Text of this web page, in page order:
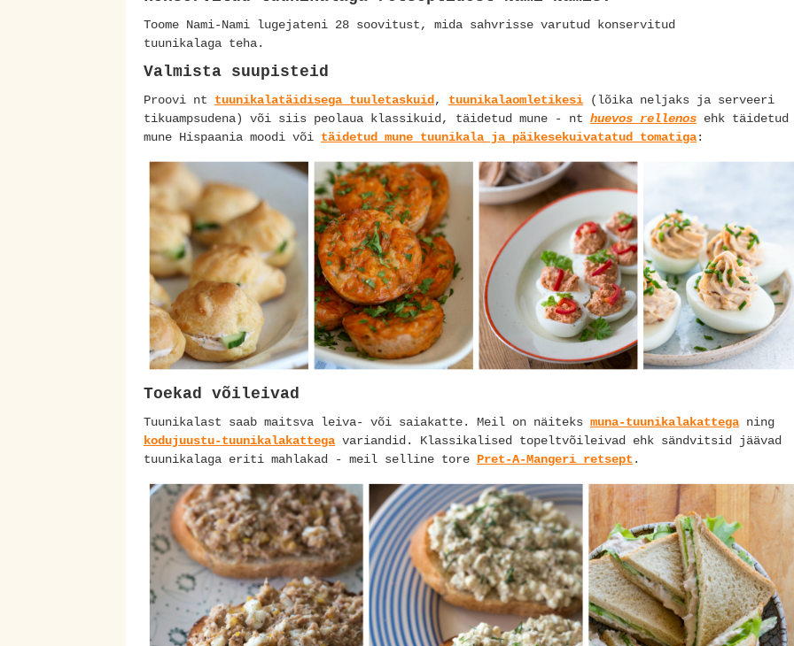
Toome Nami-Nami lugejateni 28 soovitust, mida sahvrisse varutud konservitud
tuunikalaga teha.
Valmista suupisteid
Proovi nt tuunikalatäidisega tuuletaskuid , tuunikalaomletikesi (lõika neljaks ja serveeri
tikuampsudena) või siis peolaua klassikuid, täidetud mune - nt huevos rellenos ehk täidetud
mune Hispaania moodi või täidetud mune tuunikala ja päikesekuivatatud tomatiga:
Toekad võileivad
Tuunikalast saab maitsva leiva- või saiakatte. Meil on näiteks muna-tuunikalakattega ning
kodujuustu-tuunikalakattega variandid. Klassikalised topeltvõileivad ehk sändvitsid jäävad
tuunikalaga eriti mahlakad - meil selline tore Pret-A-Mangeri retsept .